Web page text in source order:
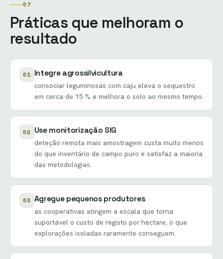
07
Práticas que melhoram o
resultado
01 Integre agrossilvicultura
consociar leguminosas com caju eleva o sequestro
em cerca de 15 % e melhora o solo ao mesmo tempo.
02 Use monitorização SIG
deteção remota mais amostragem custa muito menos
do que inventário de campo puro e satisfaz a maioria
das metodologias.
03 Agregue pequenos produtores
as cooperativas atingem a escala que torna
suportável o custo de registo por hectare, o que
explorações isoladas raramente conseguem.